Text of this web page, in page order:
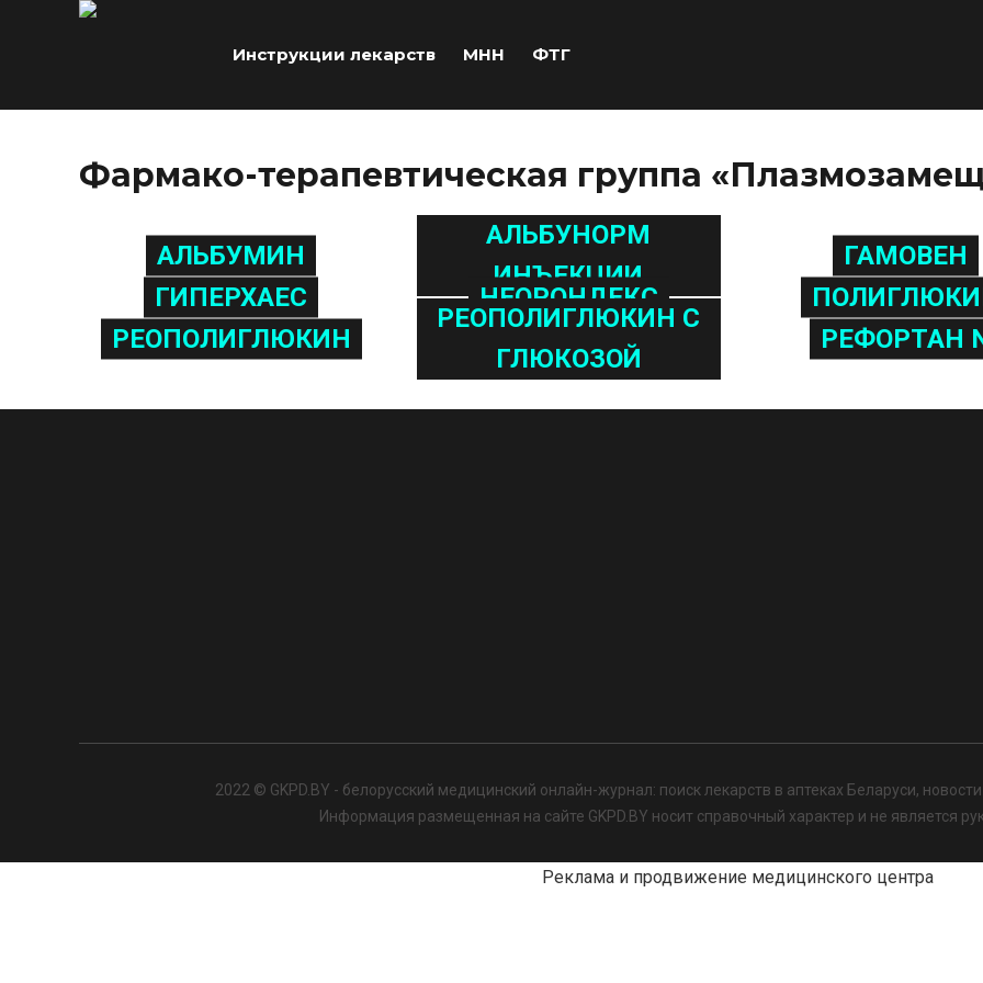
Инструкции лекарств МНН ФТГ
Фармако-терапевтическая группа
АЛЬБУМИН
АЛЬБУНОРМ
ИНЪЕКЦИИ
ГАМОВЕН
ГИПЕРХАЕС НЕОРОНДЕКС
РЕОПОЛИГЛЮКИН
РЕОПОЛИГЛЮКИН С
ГЛЮКОЗОЙ
РЕФОРТАН
2022 © GKPD.BY - белорусский медицинский онлайн-журнал: поиск лекарств в аптеках Беларуси,
Информация размещенная на сайте GKPD.BY носит справочный характер и не является
Реклама и продвижение медицинского центра